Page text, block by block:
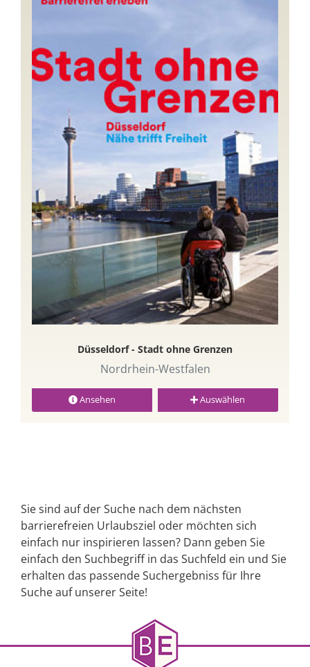
Düsseldorf - Stadt ohne Grenzen
Nordrhein-Westfalen
Ansehen Auswählen
Sie sind auf der Suche nach dem nächsten
barrierefreien Urlaubsziel oder möchten sich
einfach nur inspirieren lassen? Dann geben Sie
einfach den Suchbegriff in das Suchfeld ein und Sie
erhalten das passende Suchergebniss für Ihre
Suche auf unserer Seite!